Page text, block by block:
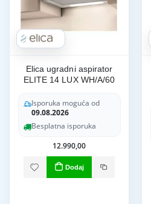
Elica ugradni aspirator
ELITE 14 LUX WH/A/60
Isporuka moguća od
09.08.2026
Besplatna isporuka
12.990,00
Dodaj